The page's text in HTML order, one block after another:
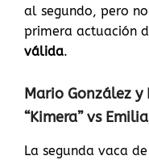
al segundo, pero
primera actuación
válida.
Mario González
“Kimera” vs
La segunda vaca